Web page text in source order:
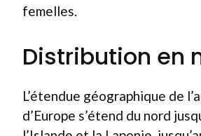
femelles.
Distribution en
L’étendue géographique de
d’Europe s’étend du nord